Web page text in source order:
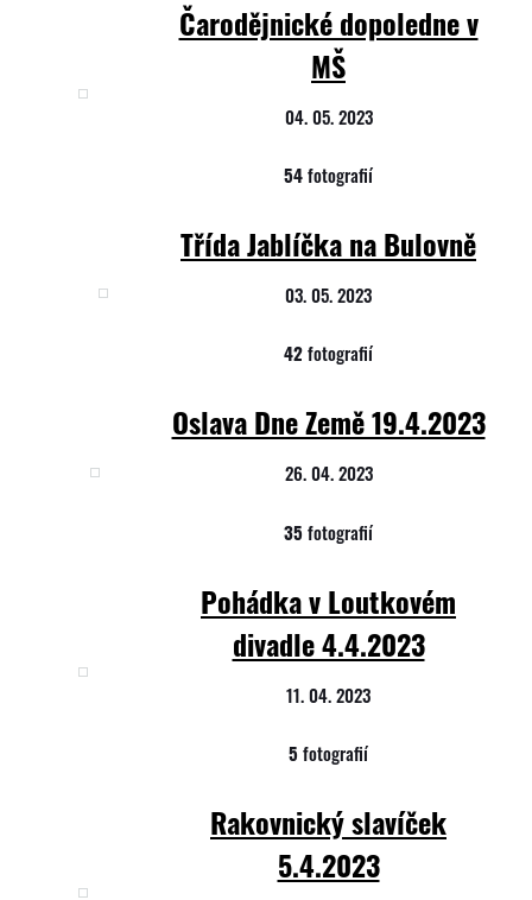
Čarodějnické dopoledne v
MŠ
04. 05. 2023
54fotografií
Třída Jablíčka na Bulovně
03. 05. 2023
42fotografií
Oslava Dne Země 19.4.2023
26. 04. 2023
35fotografií
Pohádka v Loutkovém
divadle 4.4.2023
11. 04. 2023
5fotografií
Rakovnický slavíček
5.4.2023